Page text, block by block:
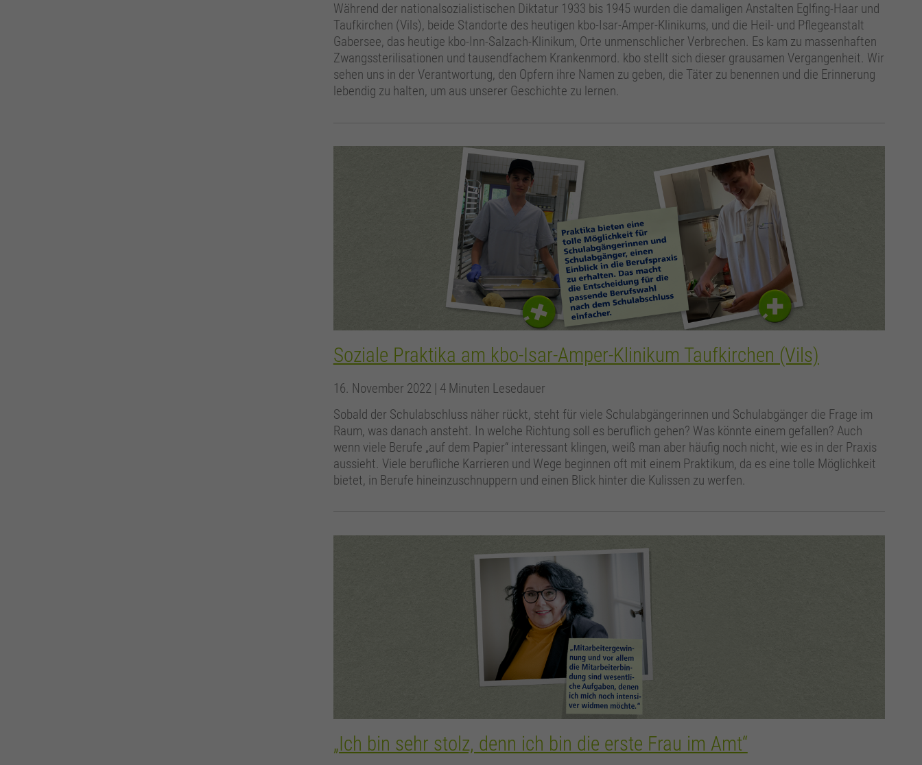
Während der nationalsozialistischen Diktatur 1933 bis 1945 wurden die damaligen Anstalten Eglfing-Haar und
Taufkirchen (Vils), beide Standorte des heutigen kbo-Isar-Amper-Klinikums, und die Heil- und Pflegeanstalt
Gabersee, das heutige kbo-Inn-Salzach-Klinikum, Orte unmenschlicher Verbrechen. Es kam zu massenhaften
Zwangssterilisationen und tausendfachem Krankenmord. kbo stellt sich dieser grausamen Vergangenheit. Wir
sehen uns in der Verantwortung, den Opfern ihre Namen zu geben, die Täter zu benennen und die Erinnerung
lebendig zu halten, um aus unserer Geschichte zu lernen.
Soziale Praktika am kbo-Isar-Amper-Klinikum Taufkirchen (Vils)
16. November 2022 | 4 Minuten Lesedauer
Sobald der Schulabschluss näher rückt, steht für viele Schulabgängerinnen und Schulabgänger die Frage im
Raum, was danach ansteht. In welche Richtung soll es beruflich gehen? Was könnte einem gefallen? Auch
wenn viele Berufe „auf dem Papier“ interessant klingen, weiß man aber häufig noch nicht, wie es in der Praxis
aussieht. Viele berufliche Karrieren und Wege beginnen oft mit einem Praktikum, da es eine tolle Möglichkeit
bietet, in Berufe hineinzuschnuppern und einen Blick hinter die Kulissen zu werfen.
„Ich bin sehr stolz, denn ich bin die erste Frau im Amt“